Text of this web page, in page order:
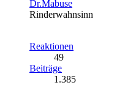
Dr.Mabuse
Rinderwahnsinn
Reaktionen
49
Beiträge
1.385